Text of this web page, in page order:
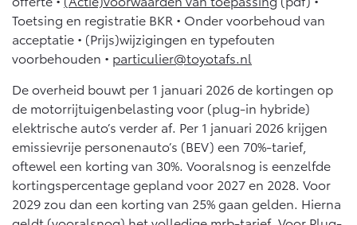
Vanaf € 39.995,- Vanaf € 36.495,-
Toyota C-HR+
BATTERIJ-ELEKTRISCH
RAV4
PLUG-IN HYBRIDE
Onderdelen
Accessoires
Banden
Connected
Connected Services
MyToyota login
MyToyota App
Toyota Autoverzekering
Toyota Hybride Autoverzekering
Verzekeren
Toetsing en registratie BKR • Onder voorbehoud van
acceptatie • (Prijs)wijzigingen en typefouten
voorbehouden • particulier@toyotafs.nl
De overheid bouwt per 1 januari 2026 de kortingen op
de motorrijtuigenbelasting voor (plug-in hybride)
elektrische auto’s verder af. Per 1 januari 2026 krijgen
emissievrije personenauto’s (BEV) een 70%-tarief,
oftewel een korting van 30%. Vooralsnog is eenzelfde
kortingspercentage gepland voor 2027 en 2028. Voor
2029 zou dan een korting van 25% gaan gelden. Hierna